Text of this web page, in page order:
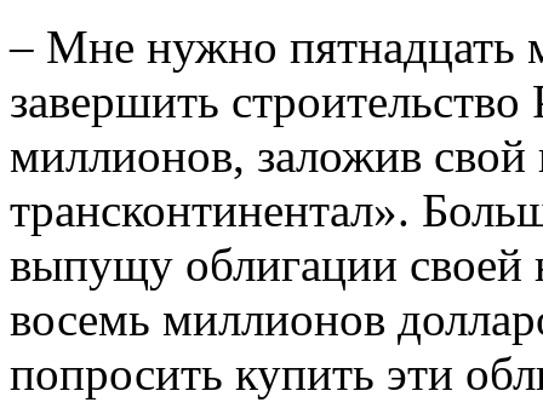
– Мне нужно пятнадцать
завершить
миллионов, заложив свой
трансконтинентал».
выпущу облигации
восемь миллионов
попросить купить эти